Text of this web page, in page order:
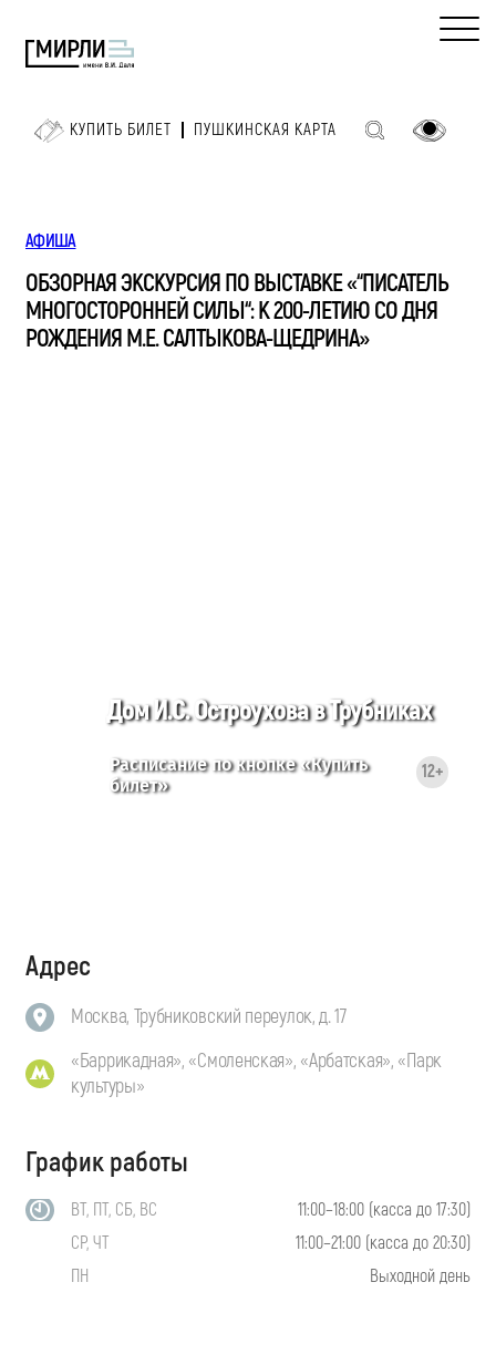
КУПИТЬ БИЛЕТ ПУШКИНСКАЯ КАРТА
АФИША
ОБЗОРНАЯ ЭКСКУРСИЯ ПО ВЫСТАВКЕ «“ПИСАТЕЛЬ
МНОГОСТОРОННЕЙ СИЛЫ“: К 200-ЛЕТИЮ СО ДНЯ
РОЖДЕНИЯ М.Е. САЛТЫКОВА-ЩЕДРИНА»
Дом И.С. Остроухова в Трубниках
Расписание по кнопке «Купить
билет»
12+
Адрес
Москва, Трубниковский переулок, д. 17
«Баррикадная», «Смоленская», «Арбатская», «Парк
культуры»
График работы
ВТ, ПТ, СБ, ВС
11:00–18:00 (касса до 17:30)
СР, ЧТ
11:00–21:00 (касса до 20:30)
ПН
Выходной день